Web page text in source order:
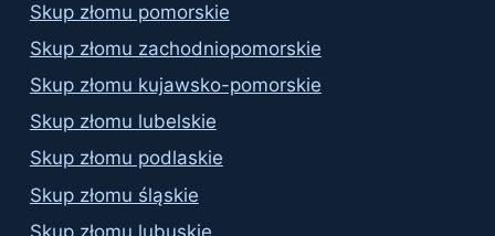
Skup złomu pomorskie
Skup złomu zachodniopomorskie
Skup złomu kujawsko-pomorskie
Skup złomu lubelskie
Skup złomu podlaskie
Skup złomu śląskie
Skup złomu lubuskie